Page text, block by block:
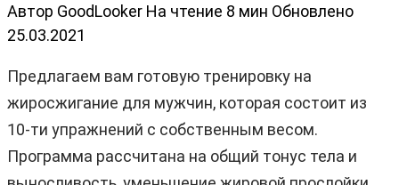
Автор GoodLooker На чтение 8 мин Обновлено
25.03.2021
Предлагаем вам готовую тренировку на
жиросжигание для мужчин, которая состоит из
10-ти упражнений с собственным весом.
Программа рассчитана на общий тонус тела и